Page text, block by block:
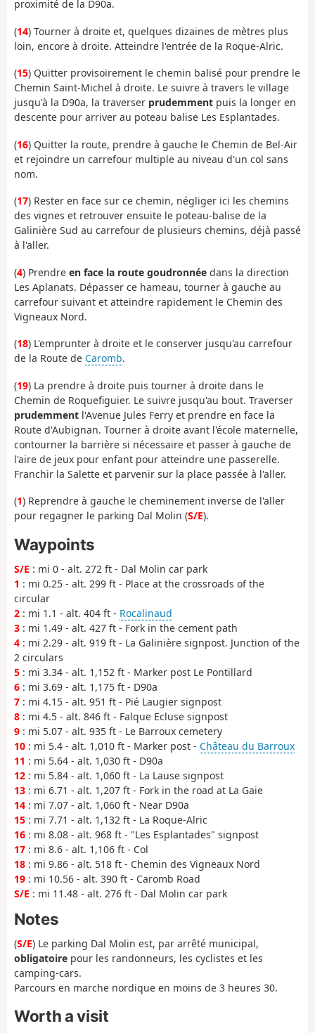
proximité de la D90a.
(14) Tourner à droite et, quelques dizaines de mètres plus
loin, encore à droite. Atteindre l'entrée de la Roque-Alric.
(15) Quitter provisoirement le chemin balisé pour prendre le
Chemin Saint-Michel à droite. Le suivre à travers le village
jusqu'à la D90a, la traverser prudemment puis la longer en
descente pour arriver au poteau balise Les Esplantades.
(16) Quitter la route, prendre à gauche le Chemin de Bel-Air
et rejoindre un carrefour multiple au niveau d'un col sans
nom.
(17) Rester en face sur ce chemin, négliger ici les chemins
des vignes et retrouver ensuite le poteau-balise de la
Galinière Sud au carrefour de plusieurs chemins, déjà passé
à l'aller.
(4) Prendre en face la route goudronnée dans la direction
Les Aplanats. Dépasser ce hameau, tourner à gauche au
carrefour suivant et atteindre rapidement le Chemin des
Vigneaux Nord.
(18) L'emprunter à droite et le conserver jusqu'au carrefour
de la Route de Caromb.
(19) La prendre à droite puis tourner à droite dans le
Chemin de Roquefiguier. Le suivre jusqu'au bout. Traverser
prudemment l'Avenue Jules Ferry et prendre en face la
Route d'Aubignan. Tourner à droite avant l'école maternelle,
contourner la barrière si nécessaire et passer à gauche de
l'aire de jeux pour enfant pour atteindre une passerelle.
Franchir la Salette et parvenir sur la place passée à l'aller.
(1) Reprendre à gauche le cheminement inverse de l'aller
pour regagner le parking Dal Molin (S/E).
Waypoints
S/E : mi 0 - alt. 272 ft - Dal Molin car park
1 : mi 0.25 - alt. 299 ft - Place at the crossroads of the
circular
2 : mi 1.1 - alt. 404 ft - Rocalinaud
3 : mi 1.49 - alt. 427 ft - Fork in the cement path
4 : mi 2.29 - alt. 919 ft - La Galinière signpost. Junction of the
2 circulars
5 : mi 3.34 - alt. 1,152 ft - Marker post Le Pontillard
6 : mi 3.69 - alt. 1,175 ft - D90a
7 : mi 4.15 - alt. 951 ft - Pié Laugier signpost
8 : mi 4.5 - alt. 846 ft - Falque Ecluse signpost
9 : mi 5.07 - alt. 935 ft - Le Barroux cemetery
10 : mi 5.4 - alt. 1,010 ft - Marker post - Château du Barroux
11 : mi 5.64 - alt. 1,030 ft - D90a
12 : mi 5.84 - alt. 1,060 ft - La Lause signpost
13 : mi 6.71 - alt. 1,207 ft - Fork in the road at La Gaie
14 : mi 7.07 - alt. 1,060 ft - Near D90a
15 : mi 7.71 - alt. 1,132 ft - La Roque-Alric
16 : mi 8.08 - alt. 968 ft - "Les Esplantades" signpost
17 : mi 8.6 - alt. 1,106 ft - Col
18 : mi 9.86 - alt. 518 ft - Chemin des Vigneaux Nord
19 : mi 10.56 - alt. 390 ft - Caromb Road
S/E : mi 11.48 - alt. 276 ft - Dal Molin car park
Notes
(S/E) Le parking Dal Molin est, par arrêté municipal,
obligatoire pour les randonneurs, les cyclistes et les
camping-cars.
Parcours en marche nordique en moins de 3 heures 30.
Worth a visit